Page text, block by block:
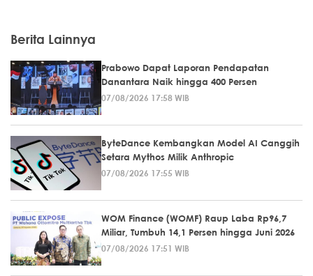
Berita Lainnya
Prabowo Dapat Laporan Pendapatan
Danantara Naik hingga 400 Persen
07/08/2026 17:58 WIB
ByteDance Kembangkan Model AI Canggih
Setara Mythos Milik Anthropic
07/08/2026 17:55 WIB
WOM Finance (WOMF) Raup Laba Rp96,7
Miliar, Tumbuh 14,1 Persen hingga Juni 2026
07/08/2026 17:51 WIB